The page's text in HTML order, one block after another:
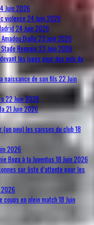
Juin 2026
violence 24 Juin 2026
24 Juin 2026
Diallo23 Juin 2026
Rennais 23 Juin 2026
les juges pour des vols de
naissance de son fils22 Juin
22 Juin 2026
21 Juin 2026
(un peu) les caisses du club18
2026
Boga à la Juventus18 Juin 2026
sur liste d’attente pour les
2026
coups en plein match18 Juin